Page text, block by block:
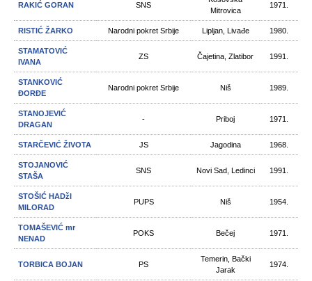
RAKIĆ GORAN SNS
Mitrovica
1971.
RISTIĆ ŽARKO Narodni pokret Srbije Lipljan, Livađe 1980.
STAMATOVIĆ
IVANA
ZS Čajetina, Zlatibor 1991.
STANKOVIĆ
ĐORĐE
Narodni pokret Srbije Niš 1989.
STANOJEVIĆ
DRAGAN
- Priboj 1971.
STARČEVIĆ ŽIVOTA JS Jagodina 1968.
STOJANOVIĆ
STAŠA
SNS Novi Sad, Ledinci 1991.
STOŠIĆ HADžI
MILORAD
PUPS Niš 1954.
TOMAŠEVIĆ mr
NENAD
POKS Bečej 1971.
TORBICA BOJAN PS
Temerin, Bački
Jarak
1974.